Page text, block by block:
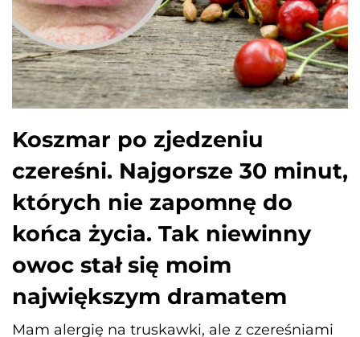
Koszmar po zjedzeniu
czereśni. Najgorsze 30 minut,
których nie zapomnę do
końca życia. Tak niewinny
owoc stał się moim
największym dramatem
Mam alergię na truskawki, ale z czereśniami